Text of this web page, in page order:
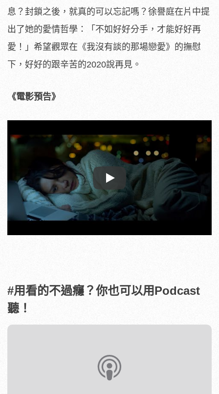
息？封鎖之後， 就真的可以忘記嗎？徐譽庭在片中提
出了她的愛情哲學：「 不如好好分手，才能好好再
愛！」希望觀眾在《我沒有談的那場戀愛》的撫慰
下，好好的跟辛苦的2020說再見。
《電影預告》
Play
#用看的不過癮？你也可以用Podcast
聽！